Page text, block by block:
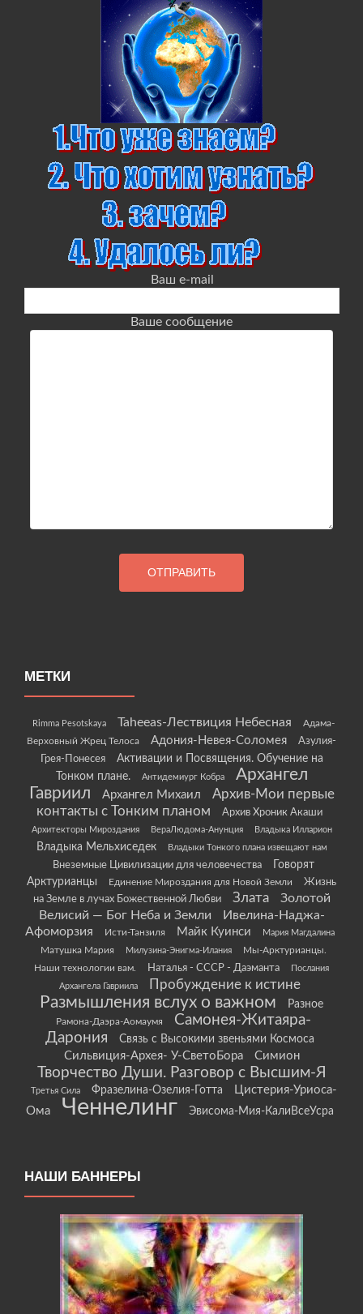
Ваш e-mail
Ваше сообщение
МЕТКИ
Rimma Pesotskaya Taheeas-Лествиция Небесная
Адама-
Верховный Жрец Телоса
Адония-Невея-Соломея
Азулия-
Грея-Понесея
Активации и Посвящения. Обучение на
Тонком плане.
Антидемиург Кобра
Архангел
Гавриил
Архангел Михаил
Архив-Мои первые
контакты с Тонким планом
Архив Хроник Акаши
Архитекторы Мироздания ВераЛюдома-Анунция Владыка Илларион
Владыка Мельхиседек Владыки Тонкого плана извещают нам
Внеземные Цивилизации для человечества
Говорят
Арктурианцы
Единение Мироздания для Новой Земли
Жизнь
на Земле в лучах Божественной Любви
Злата
Золотой
Велисий — Бог Неба и Земли
Ивелина-Наджа-
Афоморзия
Исти-Танзиля Майк Куинси Мария Магдалина
Матушка Мария Милузина-Энигма-Илания
Мы-Арктурианцы.
Наши технологии вам.
Наталья - СССР - Даэманта
Послания
Архангела Гавриила
Пробуждение к истине
Размышления вслух о важном Разное
Рамона-Даэра-Аомаумя
Самонея-Житаяра-
Дарония
Связь с Высокими звеньями Космоса
Сильвиция-Архея- У-СветоБора Симион
Творчество Души. Разговор с Высшим-Я
Третья Сила Фразелина-Озелия-Готта
Цистерия-Уриоса-
Ома
Ченнелинг Эвисома-Мия-КалиВсеУсра
НАШИ БАННЕРЫ